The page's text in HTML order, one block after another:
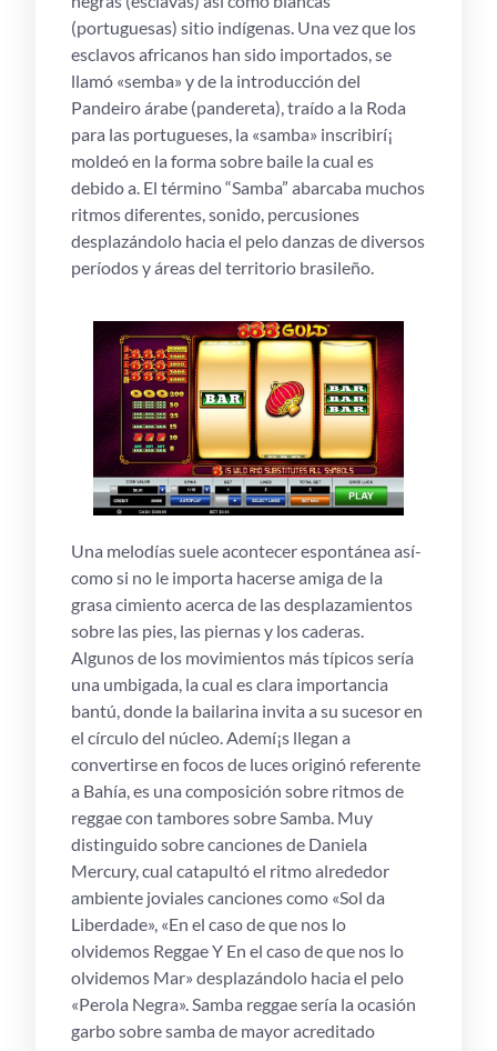
(portuguesas) sitio indígenas. Una vez que los
esclavos africanos han sido importados, se
llamó «semba» y de la introducción del
Pandeiro árabe (pandereta), traído a la Roda
para las portugueses, la «samba» inscribirí¡
moldeó en la forma sobre baile la cual es
debido a. El término “Samba” abarcaba muchos
ritmos diferentes, sonido, percusiones
desplazándolo hacia el pelo danzas de diversos
períodos y áreas del territorio brasileño.
Una melodías suele acontecer espontánea así­
como si no le importa hacerse amiga de la
grasa cimiento acerca de las desplazamientos
sobre las pies, las piernas y los caderas.
Algunos de los movimientos más típicos serí­a
una umbigada, la cual es clara importancia
bantú, donde la bailarina invita a su sucesor en
el círculo del núcleo. Ademí¡s llegan a
convertirse en focos de luces originó referente
a Bahía, es una composición sobre ritmos de
reggae con tambores sobre Samba. Muy
distinguido sobre canciones de Daniela
Mercury, cual catapultó el ritmo alrededor
ambiente joviales canciones como «Sol da
Liberdade», «En el caso de que nos lo
olvidemos Reggae Y En el caso de que nos lo
olvidemos Mar» desplazándolo hacia el pelo
«Perola Negra». Samba reggae serí­a la ocasión
garbo sobre samba de mayor acreditado